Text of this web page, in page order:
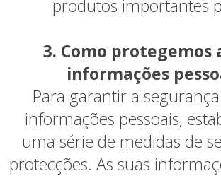
produtos importantes
3. Como protegemos
informações
Para garantir a
informações pessoais,
uma série de medidas de
protecções. As suas